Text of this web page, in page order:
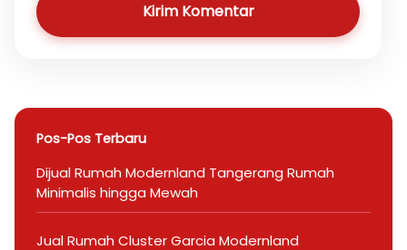
Kirim Komentar
Pos-Pos Terbaru
Dijual Rumah Modernland Tangerang Rumah
Minimalis hingga Mewah
Jual Rumah Cluster Garcia Modernland